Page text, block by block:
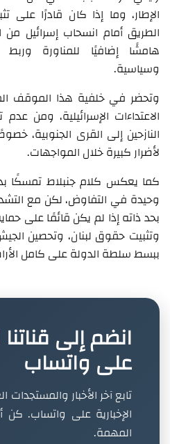
الإطار، وما إذا كان قادرًا على
الطريق أمام انسحاب إسرائيل من
هامشًا إضافيًا للمناورة
وسياسية.
وتحضر في خلفية هذا الموقف
الاعتداءات الإسرائيلية، ومن
النازحين إلى القرى الجنوبية،
لأضرار كبيرة خلال المواجهات.
كما يعكس كلام جنبلاط تمسكًا
وحيدة في التفاوض، لكن مع
بحد ذاته إذا لم يكن قائمًا على
وتثبيت حقوق لبنان، وتحصين
ببسط سلطة الدولة على كامل
انضم إلى قناتنا
على واتساب
تابع آخر الأخبار والمستجدات
الإخبارية على واتساب.
المهمة.